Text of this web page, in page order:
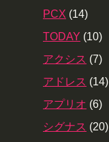
PCX (14)
TODAY (10)
アクシス (7)
アドレス (14)
アプリオ (6)
シグナス (20)